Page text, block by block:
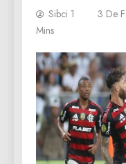
Sibci 1 3 De
Mins